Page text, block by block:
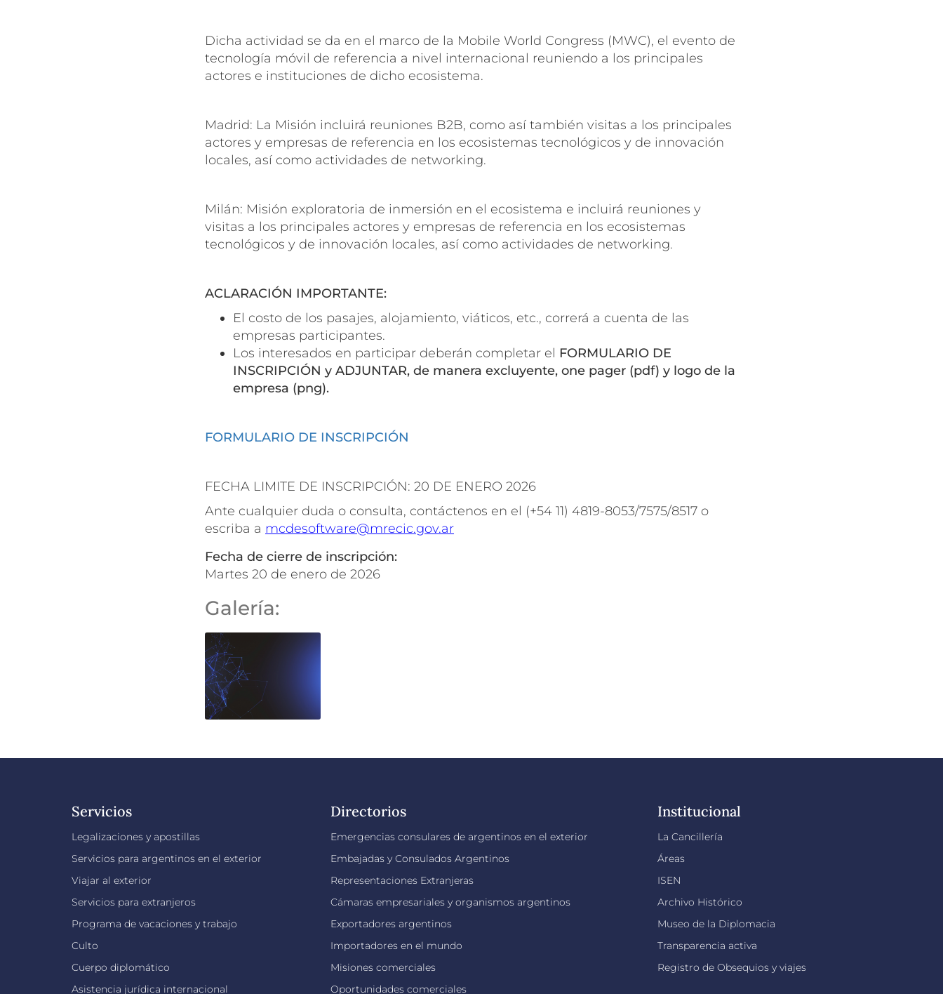
Dicha actividad se da en el marco de la Mobile World Congress (MWC), el evento de
tecnología móvil de referencia a nivel internacional reuniendo a los principales
actores e instituciones de dicho ecosistema.
Madrid: La Misión incluirá reuniones B2B, como así también visitas a los principales
actores y empresas de referencia en los ecosistemas tecnológicos y de innovación
locales, así como actividades de networking.
Milán: Misión exploratoria de inmersión en el ecosistema e incluirá reuniones y
visitas a los principales actores y empresas de referencia en los ecosistemas
tecnológicos y de innovación locales, así como actividades de networking.
ACLARACIÓN IMPORTANTE:
El costo de los pasajes, alojamiento, viáticos, etc., correrá a cuenta de las
empresas participantes.
Los interesados en participar deberán completar el FORMULARIO DE
INSCRIPCIÓN y ADJUNTAR, de manera excluyente, one pager (pdf) y logo de la
empresa (png).
FORMULARIO DE INSCRIPCIÓN
FECHA LIMITE DE INSCRIPCIÓN: 20 DE ENERO 2026
Ante cualquier duda o consulta, contáctenos en el (+54 11) 4819-8053/7575/8517 o
escriba a mcdesoftware@mrecic.gov.ar
Fecha de cierre de inscripción:
martes 20 de enero de 2026
Galería:
Servicios
Legalizaciones y apostillas
Servicios para argentinos en el exterior
Viajar al exterior
Servicios para extranjeros
Programa de vacaciones y trabajo
Culto
Cuerpo diplomático
Asistencia jurídica internacional
Directorios
Emergencias consulares de argentinos en el exterior
Embajadas y Consulados Argentinos
Representaciones Extranjeras
Cámaras empresariales y organismos argentinos
Exportadores argentinos
Importadores en el mundo
Misiones comerciales
Oportunidades comerciales
Institucional
La Cancillería
Áreas
ISEN
Archivo Histórico
Museo de la Diplomacia
Transparencia activa
Registro de Obsequios y viajes